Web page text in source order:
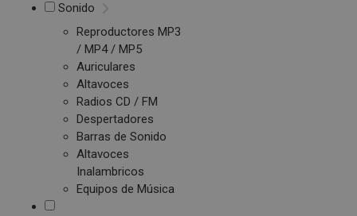
Sonido
Reproductores MP3
/ MP4 / MP5
Auriculares
Altavoces
Radios CD / FM
Despertadores
Barras de Sonido
Altavoces
Inalambricos
Equipos de Música